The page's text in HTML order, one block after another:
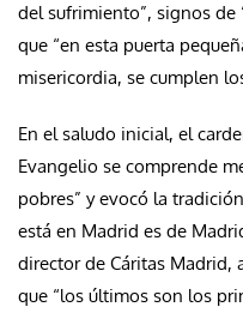
del sufrimiento”, signos de
que “en esta puerta
misericordia, se cumplen
En el saludo inicial, el
Evangelio se comprende
pobres” y evocó la
está en Madrid es de
director de Cáritas Madrid,
que “los últimos son los